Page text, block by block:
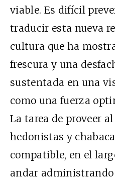
viable. Es difícil
traducir esta nueva
cultura que ha
frescura y una
sustentada en una
como una fuerza
La tarea de proveer
hedonistas y
compatible, en el
andar administrando